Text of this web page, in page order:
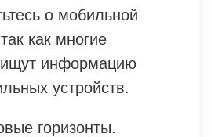
о мобильной
как многие
ищут информацию
устройств.
горизонты.